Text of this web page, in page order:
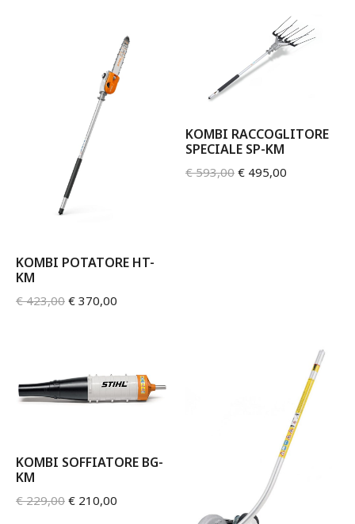
KOMBI POTATORE HT-
KM
€423,00 € 370,00
KOMBI RACCOGLITORE
SPECIALE SP-KM
€593,00 € 495,00
KOMBI SOFFIATORE BG-
KM
€229,00 € 210,00